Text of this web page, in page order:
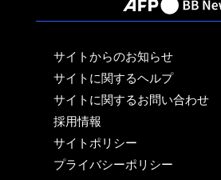
サイトからのお知らせ
サイトに関するヘルプ
サイトに関するお問い合わせ
採用情報
サイトポリシー
プライバシーポリシー